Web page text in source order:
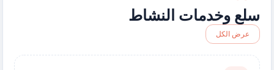
سلع وخدمات النشاط
عرض الكل